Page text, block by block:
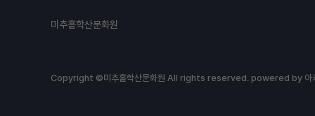
미추홀학산문화원
Copyright ©미추홀학산문화원 All rights reserved. powered by 아